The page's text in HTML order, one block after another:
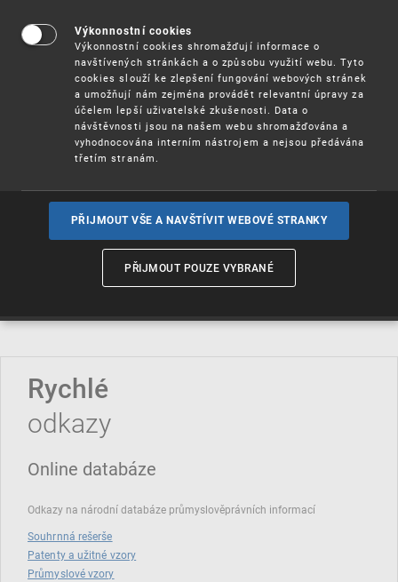
Užitnévzory
Ochrannéznámky
Označení původua zeměpisná
Rychlé
odkazy
Online databáze
Odkazy na národní databáze průmyslověprávních informací
Souhrnná rešerše
Patenty a užitné vzory
Průmyslové vzory
Výkonnostní cookies
Výkonnostní cookies shromažďují informace o
navštívených stránkách a o způsobu využití webu. Tyto
cookies slouží ke zlepšení fungování webových stránek
a umožňují nám zejména provádět relevantní úpravy za
účelem lepší uživatelské zkušenosti. Data o
návštěvnosti jsou na našem webu shromažďována a
vyhodnocována interním nástrojem a nejsou předávána
třetím stranám.
PŘIJMOUT VŠE A NAVŠTÍVIT WEBOVÉ STRANKY
PŘIJMOUT POUZE VYBRANÉ